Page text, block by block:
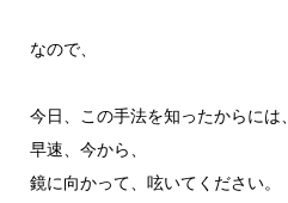
なので、
今日、この手法を知ったからには、
早速、今から、
鏡に向かって、呟いてください。